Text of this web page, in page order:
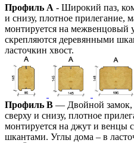
Профиль А - Широкий паз,
и снизу, плотное прилегание,
монтируется на межвенцовый
скрепляются деревянными
ласточкин хвост.
Профиль В — Двойной замок,
сверху и снизу, плотное
монтируется на джут и венцы
шкантами. Углы дома – в